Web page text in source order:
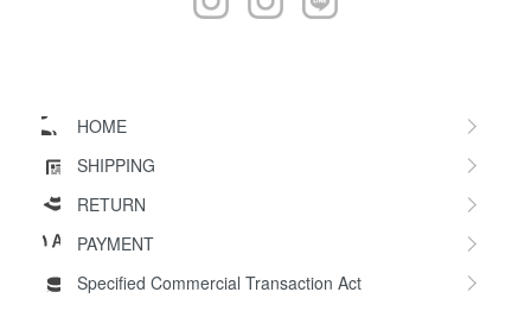
HOME
SHIPPING
RETURN
PAYMENT
Specified Commercial Transaction Act